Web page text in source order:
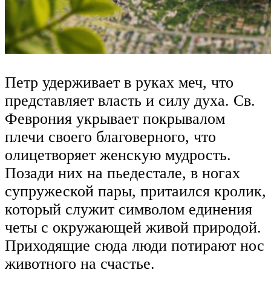
Петр удерживает в руках меч, что
представляет власть и силу духа. Св.
Феврония укрывает покрывалом
плечи своего благоверного, что
олицетворяет женскую мудрость.
Позади них на пьедестале, в ногах
супружеской пары, притаился кролик,
который служит символом единения
четы с окружающей живой природой.
Приходящие сюда люди потирают нос
животного на счастье.